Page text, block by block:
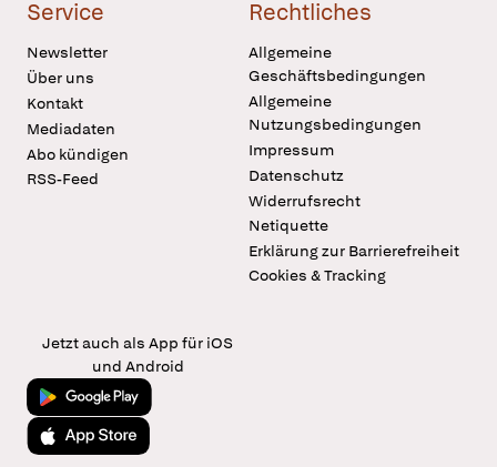
Service
Newsletter
Über uns
Kontakt
Mediadaten
Abo kündigen
RSS-Feed
Rechtliches
Allgemeine
Geschäftsbedingungen
Allgemeine
Nutzungsbedingungen
Impressum
Datenschutz
Widerrufsrecht
Netiquette
Erklärung zur Barrierefreiheit
Cookies & Tracking
Jetzt auch als App für iOS
und Android
Jetzt bei Google Play
Laden im App Store